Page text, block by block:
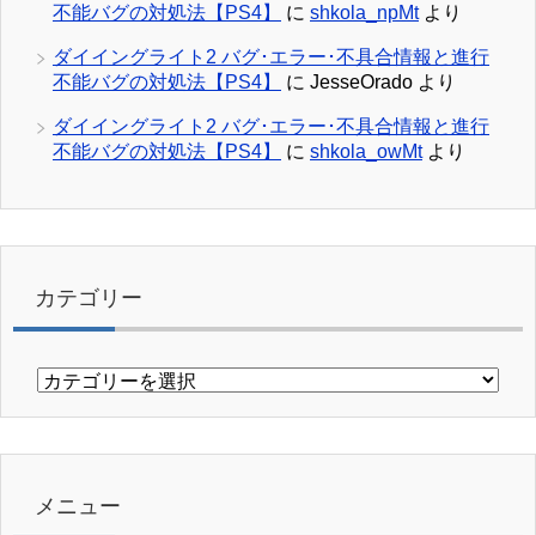
不能バグの対処法【PS4】
に shkola_npMtより
ダイイングライト2 バグ･エラー･不具合情報と進行
不能バグの対処法【PS4】
に JesseOrado より
ダイイングライト2 バグ･エラー･不具合情報と進行
不能バグの対処法【PS4】
に shkola_owMtより
カテゴリー
カ
リ
メニュー